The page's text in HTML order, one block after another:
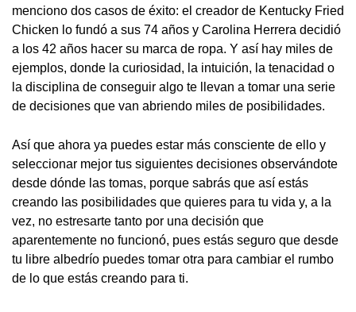
menciono dos casos de éxito: el creador de Kentucky Fried
Chicken lo fundó a sus 74 años y Carolina Herrera decidió
a los 42 años hacer su marca de ropa. Y así hay miles de
ejemplos, donde la curiosidad, la intuición, la tenacidad o
la disciplina de conseguir algo te llevan a tomar una serie
de decisiones que van abriendo miles de posibilidades.
Así que ahora ya puedes estar más consciente de ello y
seleccionar mejor tus siguientes decisiones observándote
desde dónde las tomas, porque sabrás que así estás
creando las posibilidades que quieres para tu vida y, a la
vez, no estresarte tanto por una decisión que
aparentemente no funcionó, pues estás seguro que desde
tu libre albedrío puedes tomar otra para cambiar el rumbo
de lo que estás creando para ti.